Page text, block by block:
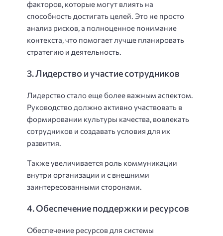
факторов, которые могут влиять на
способность достигать целей. Это не просто
анализ рисков, а полноценное понимание
контекста, что помогает лучше планировать
стратегию и деятельность.
3. Лидерство и участие сотрудников
Лидерство стало еще более важным аспектом.
Руководство должно активно участвовать в
формировании культуры качества, вовлекать
сотрудников и создавать условия для их
развития.
Также увеличивается роль коммуникации
внутри организации и с внешними
заинтересованными сторонами.
4. Обеспечение поддержки и ресурсов
Обеспечение ресурсов для системы